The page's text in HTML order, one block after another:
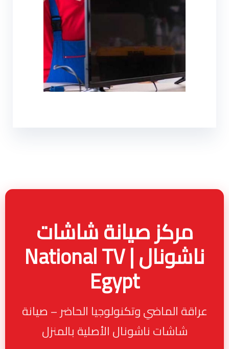
مركز صيانة شاشات
ناشونال | National TV
Egypt
عراقة الماضي وتكنولوجيا الحاضر – صيانة
شاشات ناشونال الأصلية بالمنزل